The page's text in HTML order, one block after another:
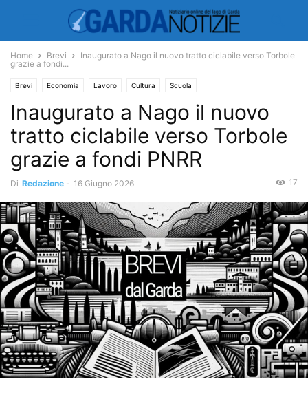
Home Brevi
Inaugurato a Nago il nuovo tratto ciclabile verso Torbole
grazie a fondi...
Brevi Economia Lavoro Cultura Scuola
Inaugurato a Nago il nuovo
tratto ciclabile verso Torbole
grazie a fondi PNRR
Di Redazione - 16 Giugno 2026 17